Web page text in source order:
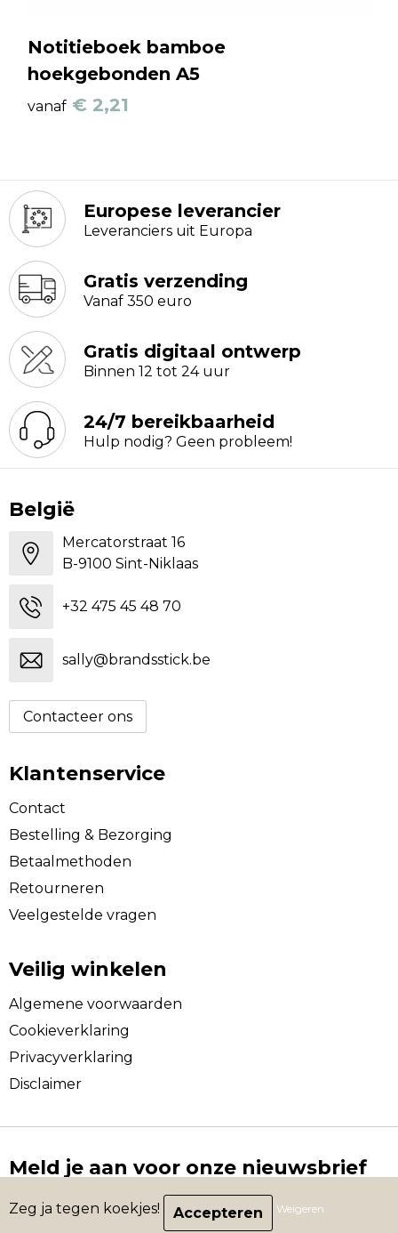
Notitieboek bamboe
hoekgebonden A5
vanaf € 2,21
Europese leverancier
Leveranciers uit Europa
Gratis verzending
Vanaf 350 euro
Gratis digitaal ontwerp
Binnen 12 tot 24 uur
24/7 bereikbaarheid
Hulp nodig? Geen probleem!
België
Mercatorstraat 16
B-9100 Sint-Niklaas
+32 475 45 48 70
sally@brandsstick.be
Contacteer ons
Klantenservice
Contact
Bestelling & Bezorging
Betaalmethoden
Retourneren
Veelgestelde vragen
Veilig winkelen
Algemene voorwaarden
Cookieverklaring
Privacyverklaring
Disclaimer
Meld je aan voor onze nieuwsbrief
Schrijf je in voor onze nieuwsbrief en mis nooit nog
Zeg ja tegen koekjes! Weigeren